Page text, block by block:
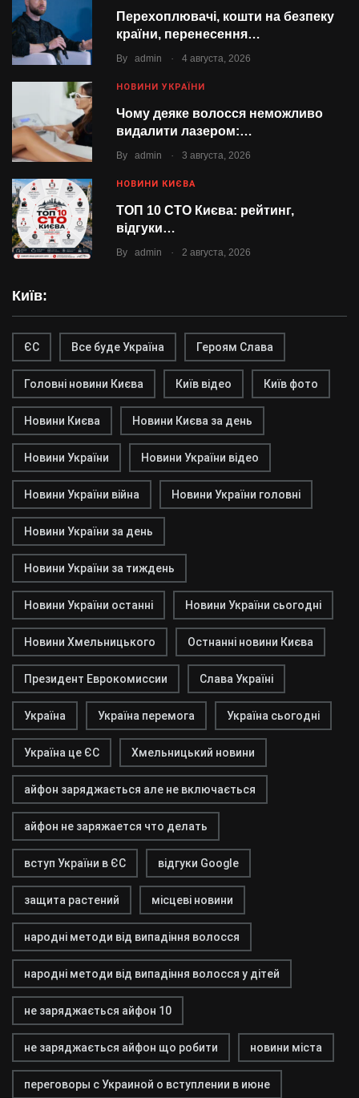
Перехоплювачі, кошти на безпеку
країни, перенесення…
By admin . 4 августа, 2026
НОВИНИ УКРАЇНИ
Чому деяке волосся неможливо
видалити лазером:…
By admin . 3 августа, 2026
НОВИНИ КИЄВА
ТОП 10 СТО Києва: рейтинг,
відгуки…
By admin . 2 августа, 2026
Київ:
ЄС Все буде Україна Героям Слава
Головні новини Києва Київ відео Київ фото
Новини Києва Новини Києва за день
Новини України Новини України відео
Новини України війна Новини України головні
Новини України за день
Новини України за тиждень
Новини України останні Новини України сьогодні
Новини Хмельницького Остнанні новини Києва
Президент Еврокомиссии Слава Україні
Україна Україна перемога Україна сьогодні
Україна це ЄС Хмельницький новини
айфон заряджається але не включається
айфон не заряжается что делать
вступ України в ЄС відгуки Google
защита растений місцеві новини
народні методи від випадіння волосся
народні методи від випадіння волосся у дітей
не заряджається айфон 10
не заряджається айфон що робити новини міста
переговоры с Украиной о вступлении в июне